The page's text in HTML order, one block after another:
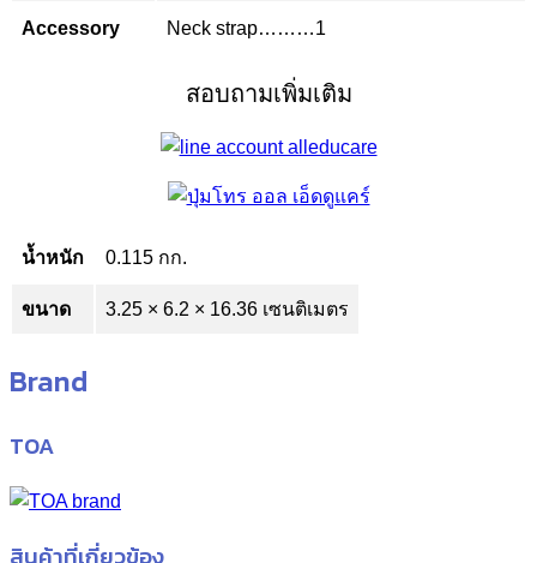
Accessory Neck strap………1
สอบถามเพิ่มเติม
น้ำหนัก 0.115 กก.
ขนาด 3.25 × 6.2 × 16.36 เซนติเมตร
Brand
TOA
สินค้าที่เกี่ยวข้อง